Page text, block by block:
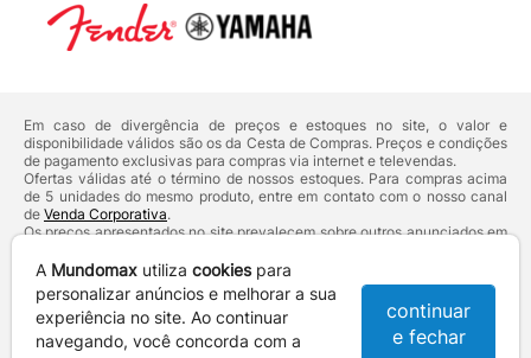
Em caso de divergência de preços e estoques no site, o valor e
disponibilidade válidos são os da Cesta de Compras. Preços e condições
de pagamento exclusivas para compras via internet e televendas.
Ofertas válidas até o término de nossos estoques. Para compras acima
de 5 unidades do mesmo produto, entre em contato com o nosso canal
de Venda Corporativa.
Os preços apresentados no site prevalecem sobre outros anunciados em
Defesa do Consumidor:Lei nº 8.078.
Vendas sujeitas à confirmação de dados e análises de crédito e risco.
Razão Social: Hayamax Distribuidora de Produtos Eletrônicos Ltda -
CNPJ: 01.725.627/0002-53 - Endereço: R. Senador Souza Naves, 9 -
A Mundomax utiliza cookiespara
personalizar anúncios e melhorar a sua
experiência no site. Ao continuar
navegando, você concorda com a
continuar
e fechar